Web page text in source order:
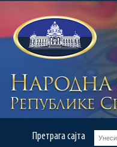
Претрага сајта